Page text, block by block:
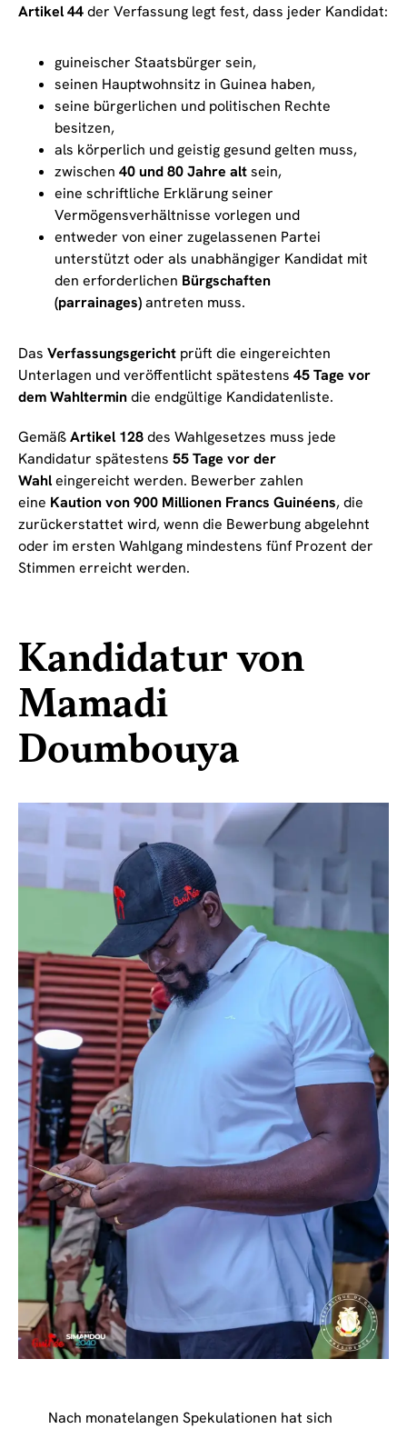
Artikel 44der Verfassung legt fest, dass jeder Kandidat:
guineischer Staatsbürger sein,
seinen Hauptwohnsitz in Guinea haben,
seine bürgerlichen und politischen Rechte
besitzen,
als körperlich und geistig gesund gelten muss,
zwischen 40 und 80 Jahre altsein,
eine schriftliche Erklärung seiner
Vermögensverhältnisse vorlegen und
entweder von einer zugelassenen Partei
unterstützt oder als unabhängiger Kandidat mit
den erforderlichen Bürgschaften
(parrainages)antreten muss.
Das Verfassungsgericht prüft die eingereichten
Unterlagen und veröffentlicht spätestens 45 Tage vor
dem Wahltermindie endgültige Kandidatenliste.
GemäßArtikel 128des Wahlgesetzes muss jede
Kandidatur spätestens 55 Tage vor der
Wahleingereicht werden. Bewerber zahlen
eine Kaution von 900 Millionen Francs Guinéens, die
zurückerstattet wird, wenn die Bewerbung abgelehnt
oder im ersten Wahlgang mindestens fünf Prozent der
Stimmen erreicht werden.
Kandidatur von
Mamadi
Doumbouya
Nach monatelangen Spekulationen hat sich